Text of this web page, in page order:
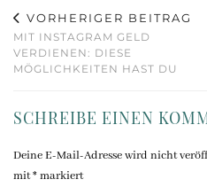
VORHERIGER BEITRAG
MIT INSTAGRAM GELD
VERDIENEN: DIESE
MÖGLICHKEITEN HAST DU
SCHREIBE EINEN
Deine E-Mail-Adresse wird nicht
mit*markiert